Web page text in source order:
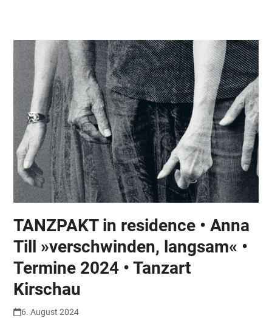
menu
menu
TANZPAKT in residence • Anna
Till »verschwinden, langsam« •
Termine 2024 • Tanzart
Kirschau
6. August 2024